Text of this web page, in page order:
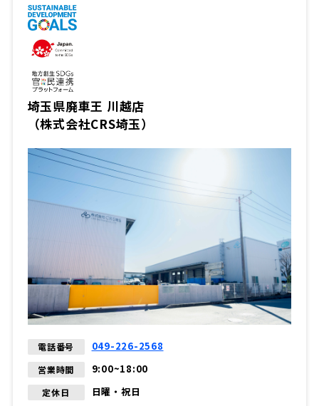
埼玉県廃車王 川越店
（株式会社CRS埼玉）
電話番号 049-226-2568
営業時間 9:00~18:00
定休日 日曜・祝日